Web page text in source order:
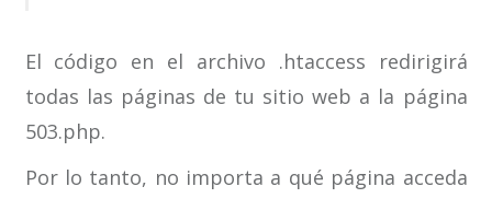
El código en el archivo .htaccess redirigirá
todas las páginas de tu sitio web a la página
503.php.
Por lo tanto, no importa a qué página acceda